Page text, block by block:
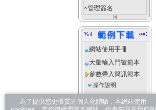
fiber_manual_record 管理簽名
align_justify_space_even
網站使用手冊
大量輸入門號範本
參數帶入簡訊範本
操作說明
進階客製化範本
操作說明
為了提供您更優質的個人化體驗，本網站使用